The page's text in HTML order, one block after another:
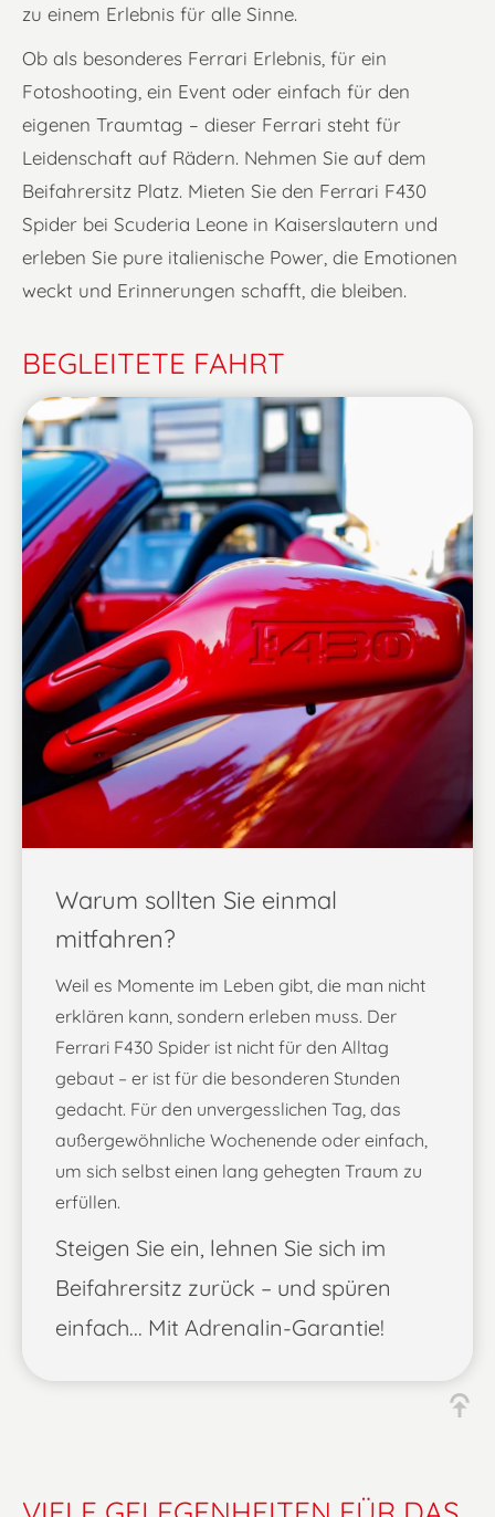
zu einem Erlebnis für alle Sinne.
Ob als besonderes Ferrari Erlebnis, für ein
Fotoshooting, ein Event oder einfach für den
eigenen Traumtag – dieser Ferrari steht für
Leidenschaft auf Rädern. Nehmen Sie auf dem
Beifahrersitz Platz. Mieten Sie den Ferrari F430
Spider bei Scuderia Leone in Kaiserslautern und
erleben Sie pure italienische Power, die Emotionen
weckt und Erinnerungen schafft, die bleiben.
BEGLEITETE FAHRT
Warum sollten Sie einmal
mitfahren?
Weil es Momente im Leben gibt, die man nicht
erklären kann, sondern erleben muss. Der
Ferrari F430 Spider ist nicht für den Alltag
gebaut – er ist für die besonderen Stunden
gedacht. Für den unvergesslichen Tag, das
außergewöhnliche Wochenende oder einfach,
um sich selbst einen lang gehegten Traum zu
erfüllen.
Steigen Sie ein, lehnen Sie sich im
Beifahrersitz zurück – und spüren
einfach... Mit Adrenalin-Garantie!